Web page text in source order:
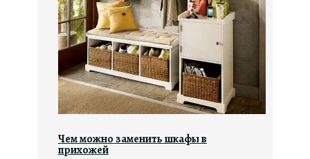
Чем можно заменить шкафы в
прихожей